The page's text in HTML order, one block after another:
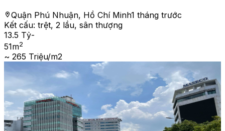
Quận Phú Nhuận, Hồ Chí Minh1 tháng trước
Kết cấu: trệt, 2 lầu, sân thượng
13.5 Tỷ-
51m2
~ 265 Triệu/m2